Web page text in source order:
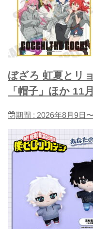
ぼざろ 虹夏とリ
「帽子」ほか 11
期間 : 2026年8月9日